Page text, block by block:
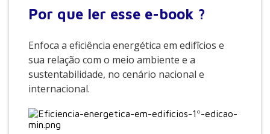
Por que ler esse e-book ?
Enfoca a eficiência energética em edifîcios e
sua relação com o meio ambiente e a
sustentabilidade, no cenário nacional e
internacional.